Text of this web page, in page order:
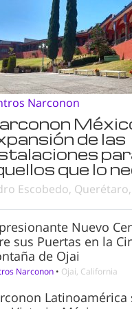
Narconon
de las
que lo
Escobedo,
Nuevo
sus Puertas en la
de Ojai
Narconon • Ojai, California
Latinoamérica